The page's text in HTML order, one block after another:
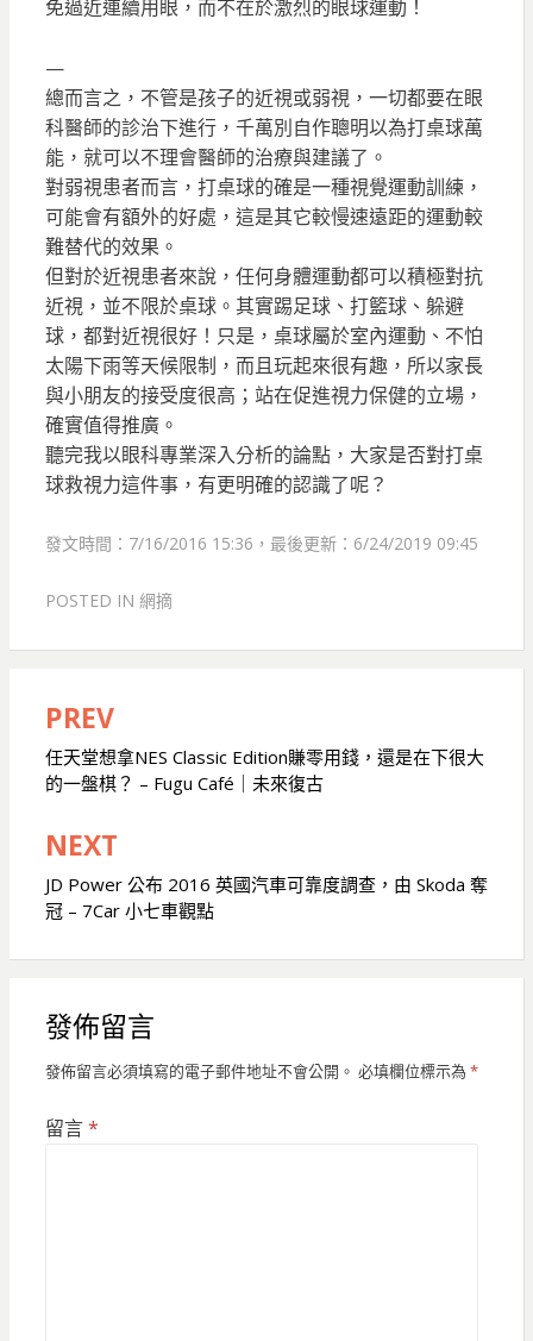
免過近連續用眼，而不在於激烈的眼球運動！
—
總而言之，不管是孩子的近視或弱視，一切都要在眼
科醫師的診治下進行，千萬別自作聰明以為打桌球萬
能，就可以不理會醫師的治療與建議了。
對弱視患者而言，打桌球的確是一種視覺運動訓練，
可能會有額外的好處，這是其它較慢速遠距的運動較
難替代的效果。
但對於近視患者來說，任何身體運動都可以積極對抗
近視，並不限於桌球。其實踢足球、打籃球、躲避
球，都對近視很好！只是，桌球屬於室內運動、不怕
太陽下雨等天候限制，而且玩起來很有趣，所以家長
與小朋友的接受度很高；站在促進視力保健的立場，
確實值得推廣。
聽完我以眼科專業深入分析的論點，大家是否對打桌
球救視力這件事，有更明確的認識了呢？
發文時間：7/16/2016 15:36，最後更新：6/24/2019 09:45
POSTED IN 網摘
文
章
導
覽
PREV
任天堂想拿NES Classic Edition賺零用錢，還是在下很大
的一盤棋？ – Fugu Café｜未來復古
NEXT
JD Power 公布 2016 英國汽車可靠度調查，由 Skoda 奪
冠 – 7Car 小七車觀點
發佈留言
發佈留言必須填寫的電子郵件地址不會公開。 必填欄位標示為 *
留言*